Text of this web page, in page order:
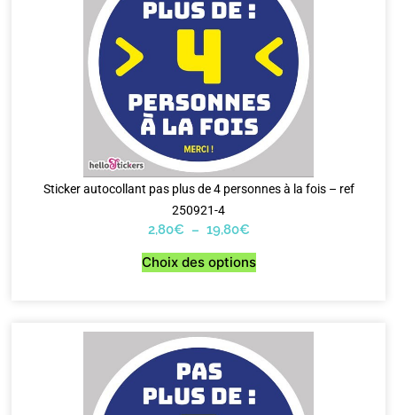
Sticker autocollant pas plus de 4 personnes à la fois – ref
250921-4
2,80€ – 19,80€
Choix des options